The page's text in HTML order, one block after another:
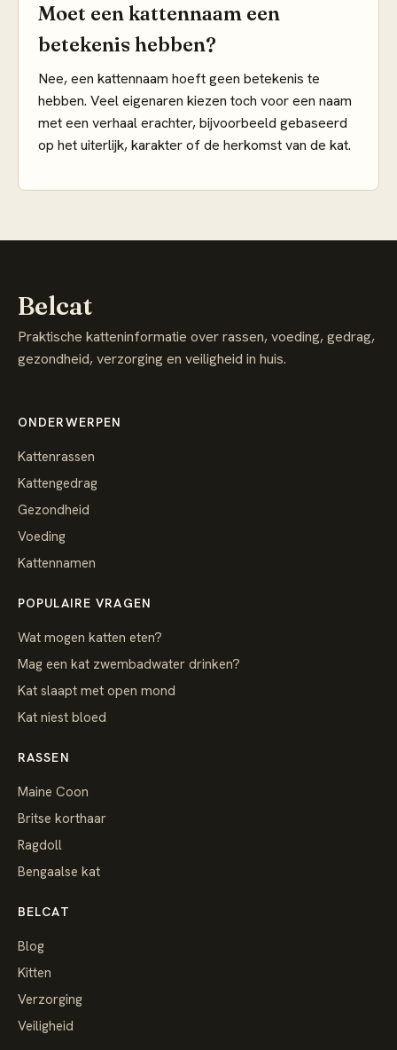
Moet een kattennaam een
betekenis hebben?
Nee, een kattennaam hoeft geen betekenis te
hebben. Veel eigenaren kiezen toch voor een naam
met een verhaal erachter, bijvoorbeeld gebaseerd
op het uiterlijk, karakter of de herkomst van de kat.
Belcat
Praktische katteninformatie over rassen, voeding, gedrag,
gezondheid, verzorging en veiligheid in huis.
ONDERWERPEN
Kattenrassen
Kattengedrag
Gezondheid
Voeding
Kattennamen
POPULAIRE VRAGEN
Wat mogen katten eten?
Mag een kat zwembadwater drinken?
Kat slaapt met open mond
Kat niest bloed
RASSEN
Maine Coon
Britse korthaar
Ragdoll
Bengaalse kat
BELCAT
Blog
Kitten
Verzorging
Veiligheid